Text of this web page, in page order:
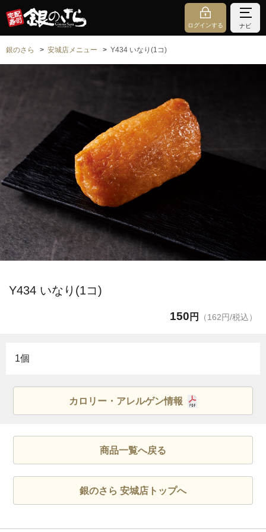
ログインする ナビ
銀のさら 安城店メニュー Y434 いなり(1コ)
Y434 いなり(1コ)
150 円 （162円/税込）
1個
カロリー・アレルゲン情報
商品一覧へ戻る
銀のさら 安城店トップへ